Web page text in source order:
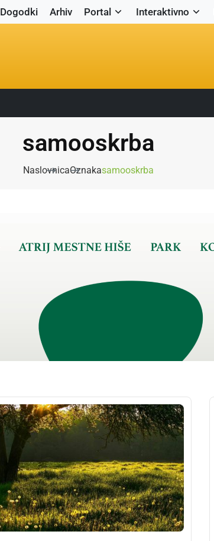
Dogodki Arhiv Portal Interaktivno
samooskrba
NaslovnicaOznakasamooskrba